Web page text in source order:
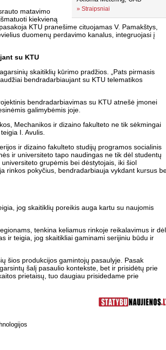
» Straipsniai
matavimo
kiekvieną
KTU pranešime cituojamas V. Pamakštys,
duomenų perdavimo kanalus, integruojasi į
su KTU
skaitiklių kūrimo pradžios. „Pats pirmasis
bendradarbiaujant su KTU telematikos
bendradarbiavimas su KTU atnešė įmonei
galimybėmis joje.
Mechanikos ir dizaino fakulteto ne tik sėkmingai
I. Avulis.
ir dizaino fakulteto studijų programos socialinis
ir universiteto tapo naudingas ne tik dėl studentų
grupėmis bei dėstytojais, iki šiol
rinkos pokyčius, bendradarbiauja vykdant kursus
jog skaitiklių poreikis auga kartu su naujomis
tenkina keliamus rinkoje reikalavimus ir dėl
ir teigia, jog skaitikliai gaminami serijiniu būdu ir
šios produkcijos gamintojų pasaulyje. Pasak
šalį pasaulio kontekste, bet ir prisidėtų prie
prietaisų, tuo daugiau prisidedame prie